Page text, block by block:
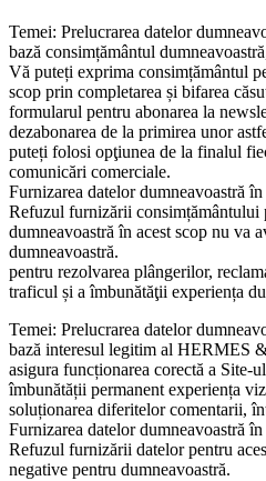
Temei: Prelucrarea datelor
bază consimțământul
Vă puteți exprima consimțământul
scop prin completarea și bifarea
formularul pentru abonarea la
dezabonarea de la primirea unor
puteți folosi opţiunea de la finalul
comunicări comerciale.
Furnizarea datelor dumneavoastră
Refuzul furnizării consimțământului
dumneavoastră în acest scop nu va
dumneavoastră.
pentru rezolvarea plângerilor,
traficul și a îmbunătăţii experiența
Temei: Prelucrarea datelor
bază interesul legitim al HERMES
asigura funcționarea corectă a Site-
îmbunătății permanent experiența
soluționarea diferitelor comentarii,
Furnizarea datelor dumneavoastră
Refuzul furnizării datelor pentru
negative pentru dumneavoastră.